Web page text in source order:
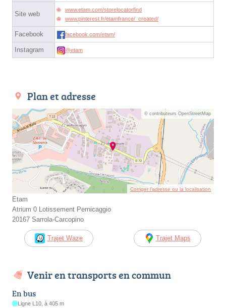
Site web
www.etam.com/storelocatorfind
www.pinterest.fr/etamfrance/_created/
Facebook facebook.com/etam/
Instagram @etam
Plan et adresse
© contributeurs OpenStreetMap
Corriger l’adresse ou la localisation
Etam
Atrium 0 Lotissement Pernicaggio
20167 Sarrola-Carcopino
Trajet Waze Trajet Maps
Venir en transports en commun
En bus
Ligne L10, à 405 m